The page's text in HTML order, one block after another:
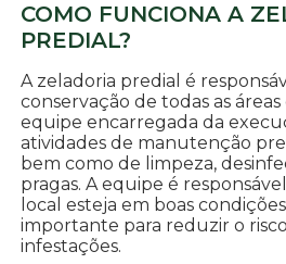
COMO FUNCIONA A
PREDIAL?
A zeladoria predial é
conservação de todas as áreas
equipe encarregada da
atividades de manutenção
bem como de limpeza,
pragas. A equipe é
local esteja em boas
importante para reduzir o
infestações.